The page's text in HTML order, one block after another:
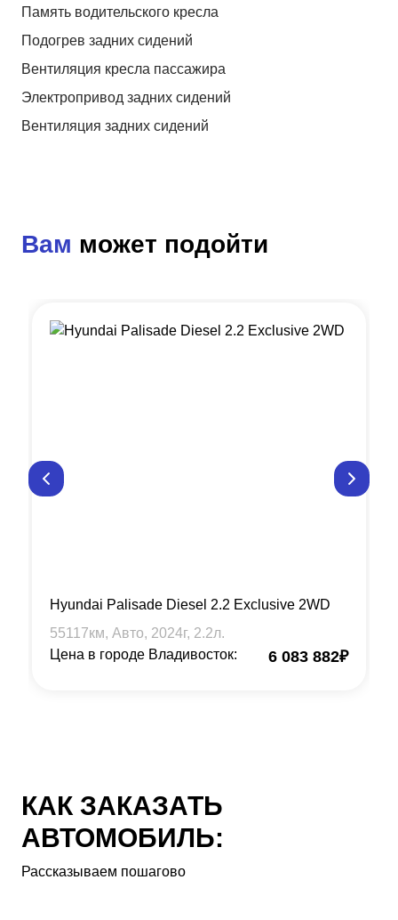
Память водительского кресла
Подогрев задних сидений
Вентиляция кресла пассажира
Электропривод задних сидений
Вентиляция задних сидений
Вам может подойти
Hyundai Palisade Diesel 2.2 Exclusive 2WD
55117км, Авто, 2024г, 2.2л.
Цена в городе Владивосток:
6 083 882₽
КАК ЗАКАЗАТЬ
АВТОМОБИЛЬ:
Рассказываем пошагово